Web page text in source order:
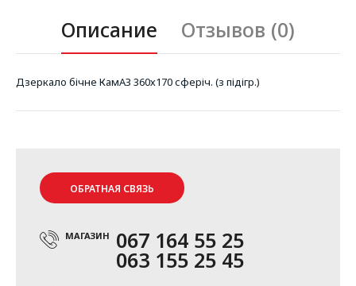
Описание Отзывов (0)
Дзеркало бічне КамАЗ 360х170 сферіч. (з підігр.)
ОБРАТНАЯ СВЯЗЬ
МАГАЗИН 067 164 55 25
063 155 25 45